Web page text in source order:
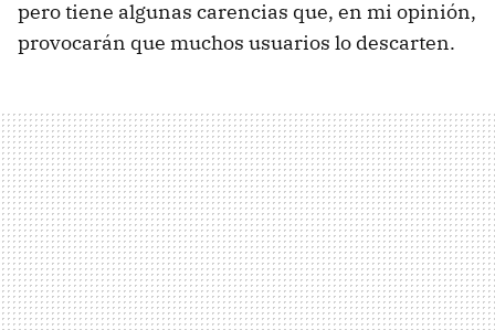
pero tiene algunas carencias que, en mi opinión,
provocarán que muchos usuarios lo descarten.